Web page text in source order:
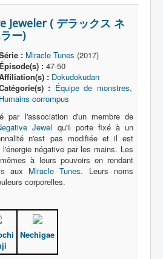
Jeweler ( デラックス ネ
ー)
: Miracle Tunes (2017)
Épisode(s) :47-50
: Dokudokudan
: Équipe de monstres,
Humains corrompus
par l'association d'un membre de
Jewel qu'il porte fixé à un
n'est pas modifiée et il est
négative par les mains. Les
à leurs pouvoirs en rendant
aux Miracle Tunes. Leurs noms
corporelles.
Nechigae